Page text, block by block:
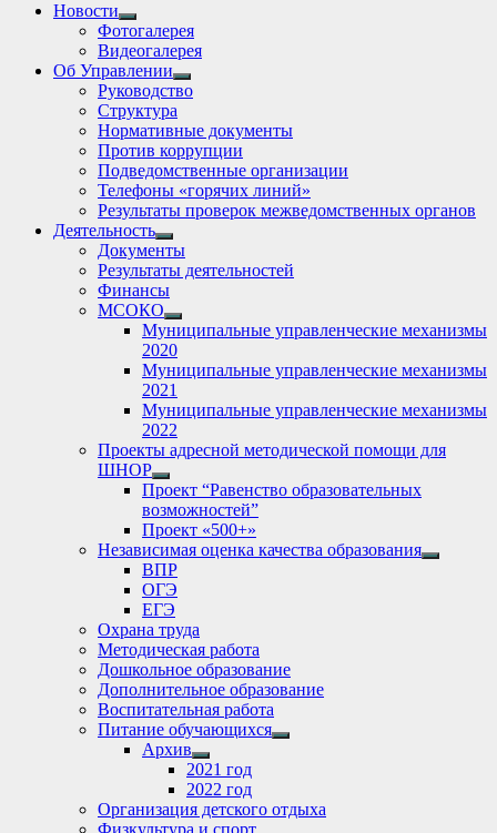
Новости
Show
sub
menu
Фотогалерея
Видеогалерея
Об Управлении
Show
sub
Руководство
Структура
Нормативные документы
Против коррупции
Подведомственные организации
Телефоны «горячих линий»
Результаты проверок межведомственных органов
Деятельность
Show
sub
menu
Документы
Результаты деятельностей
Финансы
МСОКО
Show
sub
menu
Муниципальные управленческие механизмы
2020
Муниципальные управленческие механизмы
2021
Муниципальные управленческие механизмы
2022
Проекты адресной методической помощи для
ШНОР
Show
sub
menu
Проект “Равенство образовательных
возможностей”
Проект «500+»
Независимая оценка качества образования
Show
ВПР
ОГЭ
ЕГЭ
Охрана труда
Методическая работа
Дошкольное образование
Дополнительное образование
Воспитательная работа
Питание обучающихся
Show
Архив
Show
sub
menu
2021 год
2022 год
Организация детского отдыха
Физкультура и спорт